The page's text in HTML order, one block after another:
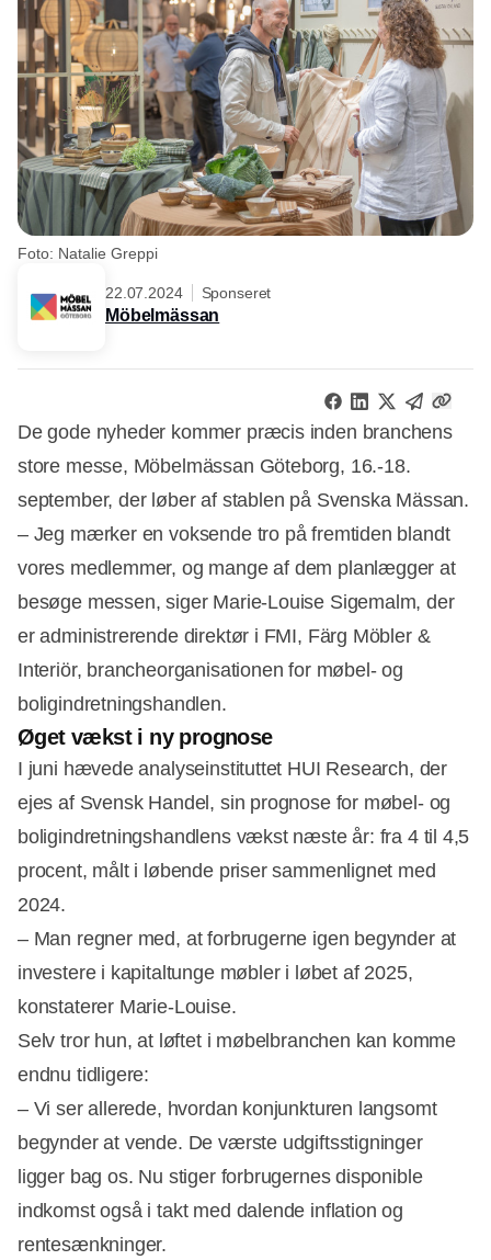
Foto: Natalie Greppi
22.07.2024 Sponseret
Möbelmässan
De gode nyheder kommer præcis inden branchens
store messe, Möbelmässan Göteborg, 16.-18.
september, der løber af stablen på Svenska Mässan.
– Jeg mærker en voksende tro på fremtiden blandt
vores medlemmer, og mange af dem planlægger at
besøge messen, siger Marie-Louise Sigemalm, der
er administrerende direktør i FMI, Färg Möbler &
Interiör, brancheorganisationen for møbel- og
boligindretningshandlen.
Øget vækst i ny prognose
I juni hævede analyseinstituttet HUI Research, der
ejes af Svensk Handel, sin prognose for møbel- og
boligindretningshandlens vækst næste år: fra 4 til 4,5
procent, målt i løbende priser sammenlignet med
2024.
– Man regner med, at forbrugerne igen begynder at
investere i kapitaltunge møbler i løbet af 2025,
konstaterer Marie-Louise.
Selv tror hun, at løftet i møbelbranchen kan komme
endnu tidligere:
– Vi ser allerede, hvordan konjunkturen langsomt
begynder at vende. De værste udgiftsstigninger
ligger bag os. Nu stiger forbrugernes disponible
indkomst også i takt med dalende inflation og
rentesænkninger.